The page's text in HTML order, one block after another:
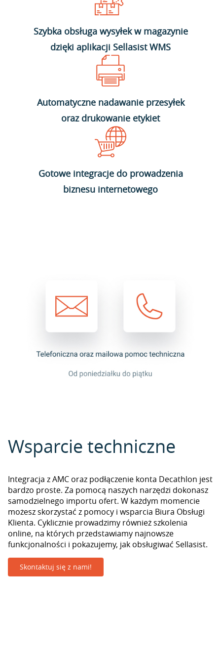
Szybka obsługa wysyłek w magazynie
dzięki aplikacji Sellasist WMS
Automatyczne nadawanie przesyłek
oraz drukowanie etykiet
Gotowe integracje do prowadzenia
biznesu internetowego
Wsparcie techniczne
Integracja z AMC oraz podłączenie konta Decathlon jest
bardzo proste. Za pomocą naszych narzędzi dokonasz
samodzielnego importu ofert. W każdym momencie
możesz skorzystać z pomocy i wsparcia Biura Obsługi
Klienta. Cyklicznie prowadzimy również szkolenia
online, na których przedstawiamy najnowsze
funkcjonalności i pokazujemy, jak obsługiwać Sellasist.
Skontaktuj się z nami!